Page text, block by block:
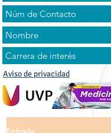
Aviso de privacidad